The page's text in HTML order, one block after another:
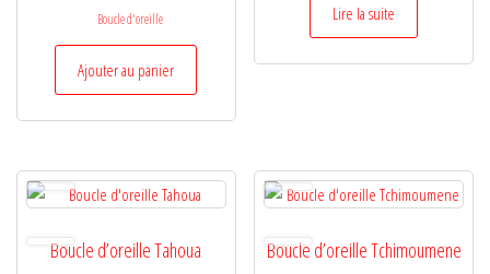
Boucle d'oreille
Ajouter au panier
Lire la suite
Boucle d’oreille Tahoua
Boucle d’oreille Tchimoumene